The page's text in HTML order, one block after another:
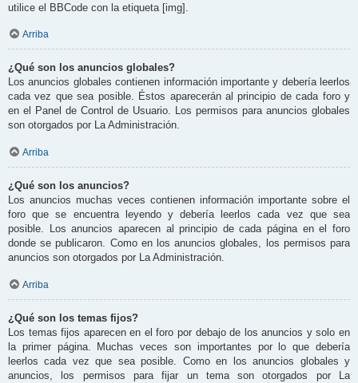
utilice el BBCode con la etiqueta [img].
Arriba
¿Qué son los anuncios globales?
Los anuncios globales contienen información importante y debería leerlos
cada vez que sea posible. Éstos aparecerán al principio de cada foro y
en el Panel de Control de Usuario. Los permisos para anuncios globales
son otorgados por La Administración.
Arriba
¿Qué son los anuncios?
Los anuncios muchas veces contienen información importante sobre el
foro que se encuentra leyendo y debería leerlos cada vez que sea
posible. Los anuncios aparecen al principio de cada página en el foro
donde se publicaron. Como en los anuncios globales, los permisos para
anuncios son otorgados por La Administración.
Arriba
¿Qué son los temas fijos?
Los temas fijos aparecen en el foro por debajo de los anuncios y solo en
la primer página. Muchas veces son importantes por lo que debería
leerlos cada vez que sea posible. Como en los anuncios globales y
anuncios, los permisos para fijar un tema son otorgados por La